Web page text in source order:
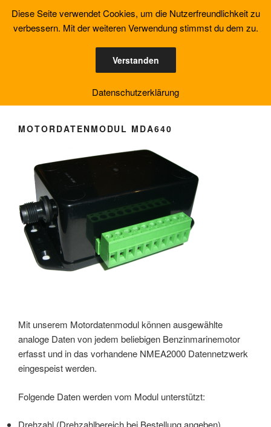
Inhalt
springen
YACHT MONITORING
SOLUTION
NMEA2000 kompatible Datenmodule
MOTORDATENMODUL MDA640
Mit unserem Motordatenmodul können ausgewählte
analoge Daten von jedem beliebigen Benzinmarinemotor
erfasst und in das vorhandene NMEA2000 Datennetzwerk
eingespeist werden.
Folgende Daten werden vom Modul unterstützt:
Drehzahl (Drehzahlbereich bei Bestellung angeben)
Diese Seite verwendet Cookies, um die Nutzerfreundlichkeit zu
verbessern. Mit der weiteren Verwendung stimmst du dem zu.
Verstanden
Datenschutzerklärung